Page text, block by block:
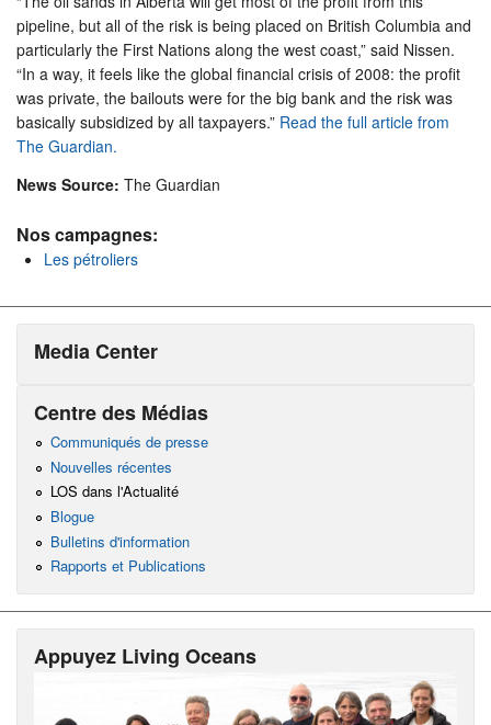
pipeline, but all of the risk is being placed on British Columbia and
particularly the First Nations along the west coast,” said Nissen.
“In a way, it feels like the global financial crisis of 2008: the profit
was private, the bailouts were for the big bank and the risk was
basically subsidized by all taxpayers.” Read the full article from
The Guardian.
News Source: The Guardian
Nos campagnes:
Les pétroliers
Media Center
Centre des Médias
Communiqués de presse
Nouvelles récentes
LOS dans l'Actualité
Blogue
Bulletins d'information
Rapports et Publications
Appuyez Living Oceans